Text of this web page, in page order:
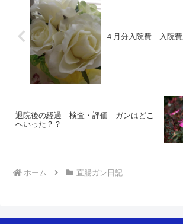
４月分入院費 入院
退院後の経過 検査・評価 ガンはどこ
へいった？？
ホーム 直腸ガン日記